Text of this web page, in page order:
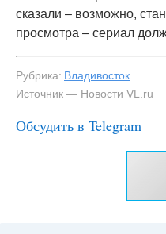
сказали – возможно,
просмотра – сериал
Рубрика: Владивосток
Источник — Новости VL.ru
Обсудить в Telegram